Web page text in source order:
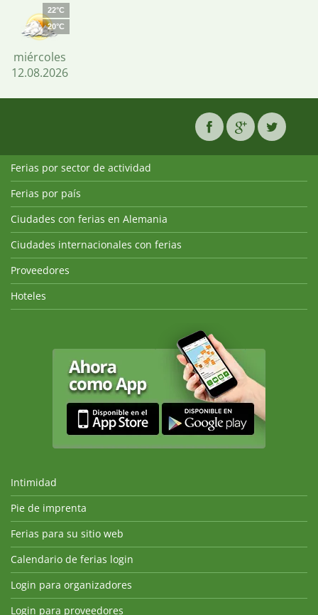
22°C
20°C
miércoles
12.08.2026
Ferias por sector de actividad
Ferias por país
Ciudades con ferias en Alemania
Ciudades internacionales con ferias
Proveedores
Hoteles
Intimidad
Pie de imprenta
Ferias para su sitio web
Calendario de ferias login
Login para organizadores
Login para proveedores